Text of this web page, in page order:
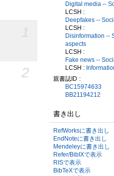
2
Digital media --
LCSH :
Deepfakes --
LCSH :
Disinformation --
aspects
LCSH :
Fake news --
LCSH :
親書誌ID
BC15974633
BB21194212
書き出し
RefWorksに書き出し
EndNoteに書き出し
Mendeleyに書き出し
Refer/BibIXで表示
RISで表示
BibTeXで表示